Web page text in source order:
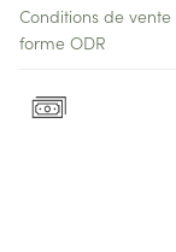
Conditions de vente
forme ODR